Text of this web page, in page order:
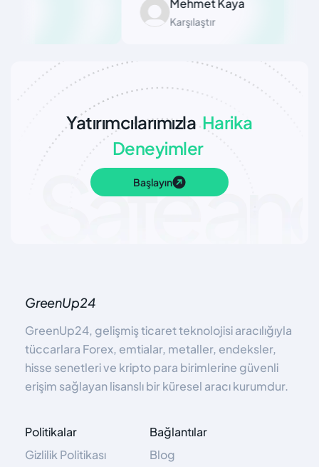
Mehmet Kaya
Karşılaştır
Yatırımcılarımızla Harika
Deneyimler
Başlayın
GreenUp24
GreenUp24, gelişmiş ticaret teknolojisi aracılığıyla
tüccarlara Forex, emtialar, metaller, endeksler,
hisse senetleri ve kripto para birimlerine güvenli
erişim sağlayan lisanslı bir küresel aracı kurumdur.
Politikalar
Gizlilik Politikası
Bağlantılar
Blog